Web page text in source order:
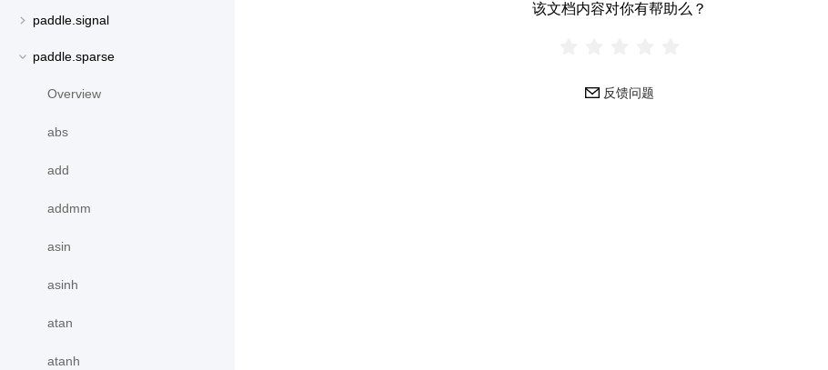
paddle.signal
paddle.sparse
Overview
abs
add
addmm
asin
asinh
atan
atanh
该文档内容对你有帮助么？
反馈问题